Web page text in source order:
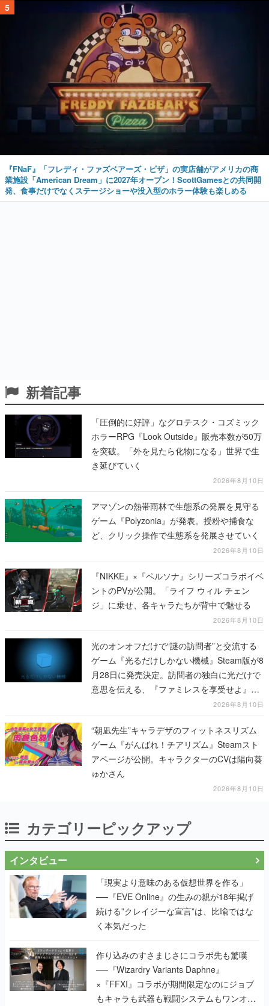
5
『FNaF』「フレディ・ファズベアーズ・ピザ」の実店舗がアメリカの商
業施設「American Dream」に2027年オープン！ScottGamesとの共同開
発、食事だけでなくステージショーや没入型のホラー体験も楽しめる
新着記事
「圧倒的に好評」なグロテスク・コズミック
ホラーRPG『Look Outside』販売本数が50万
を突破。「外を見たら化物になる」世界で生
き延びていく
2026年8月10日
アマゾンの熱帯雨林で生態系の発展を見守る
ゲーム『Polyzonia』が発表。授粉や捕食な
ど、クリック操作で生態系を発展させていく
2026年8月10日
『NIKKE』×『ペルソナ』シリーズコラボイベ
ントのPVが公開。「ライフ ウィル チェン
ジ」に乗せ、各キャラたちが背中で魅せる
2026年8月10日
光のオンオフだけで“謎の訪問者”と交流する
ゲーム『光るだけしかない機械』Steam版が8
月28日に発売決定。訪問者の独白に光だけで
意思を伝える、『ファミレスを享受せよ』開
2026年8月10日
“朝凪先生”キャラデザのフィットネスリズム
ゲーム『がんばれ！チアリズム』Steamスト
アページが公開。キャラクターのCVは陽向葵
ゅかさん
2026年8月10日
カテゴリーピックアップ
インタビュー
「現実より意味のある仮想世界を作る」
──『EVE Online』の生みの親が18年掲げ
続ける”クレイジーな宣言”は、比喩ではな
く本気だった
作り込みのすさまじさにコラボ先も驚嘆
──『Wizardry Variants Daphne』
×『FFXI』コラボが期間限定なのにジョブ
もキャラも武器も戦闘システムもワンオフ